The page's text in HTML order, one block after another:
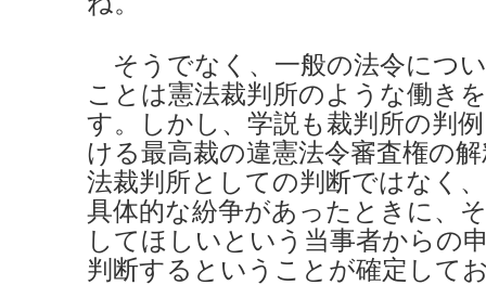
そうでなく、一般の法令につ
ことは憲法裁判所のような働き
す。しかし、学説も裁判所の判
ける最高裁の違憲法令審査権の
法裁判所としての判断ではなく
具体的な紛争があったときに、
してほしいという当事者からの
判断するということが確定して